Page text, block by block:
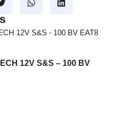
12V S&S – 100 BV